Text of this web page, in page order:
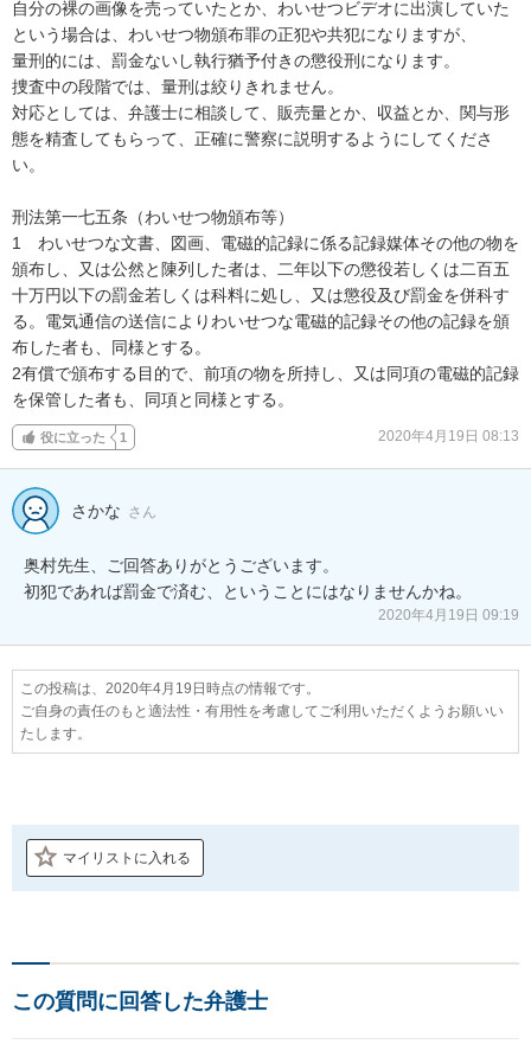
自分の裸の画像を売っていたとか、わいせつビデオに出演していた
という場合は、わいせつ物頒布罪の正犯や共犯になりますが、
量刑的には、罰金ないし執行猶予付きの懲役刑になります。
捜査中の段階では、量刑は絞りきれません。
対応としては、弁護士に相談して、販売量とか、収益とか、関与形
態を精査してもらって、正確に警察に説明するようにしてくださ
い。
刑法第一七五条（わいせつ物頒布等）
1　わいせつな文書、図画、電磁的記録に係る記録媒体その他の物を
頒布し、又は公然と陳列した者は、二年以下の懲役若しくは二百五
十万円以下の罰金若しくは科料に処し、又は懲役及び罰金を併科す
る。電気通信の送信によりわいせつな電磁的記録その他の記録を頒
布した者も、同様とする。
2有償で頒布する目的で、前項の物を所持し、又は同項の電磁的記録
を保管した者も、同項と同様とする。
役に立った 1 2020年4月19日 08:13
さかな さん
奥村先生、ご回答ありがとうございます。
初犯であれば罰金で済む、ということにはなりませんかね。
2020年4月19日 09:19
この投稿は、2020年4月19日時点の情報です。
ご自身の責任のもと適法性・有用性を考慮してご利用いただくようお願いい
たします。
マイリストに入れる
この質問に回答した弁護士